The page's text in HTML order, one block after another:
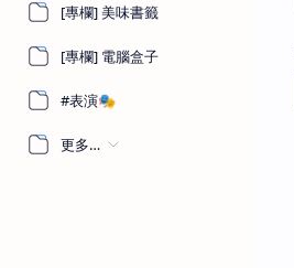
[專欄] 美味書籤
[專欄] 電腦盒子
#表演🎭
更多…